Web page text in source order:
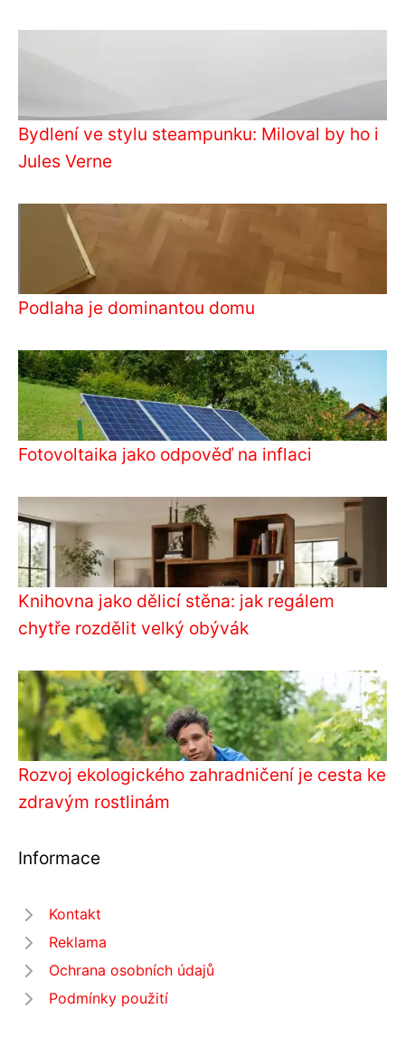
Bydlení ve stylu steampunku: Miloval by ho i
Jules Verne
Podlaha je dominantou domu
Fotovoltaika jako odpověď na inflaci
Knihovna jako dělicí stěna: jak regálem
chytře rozdělit velký obývák
Rozvoj ekologického zahradničení je cesta ke
zdravým rostlinám
Informace
Kontakt
Reklama
Ochrana osobních údajů
Podmínky použití